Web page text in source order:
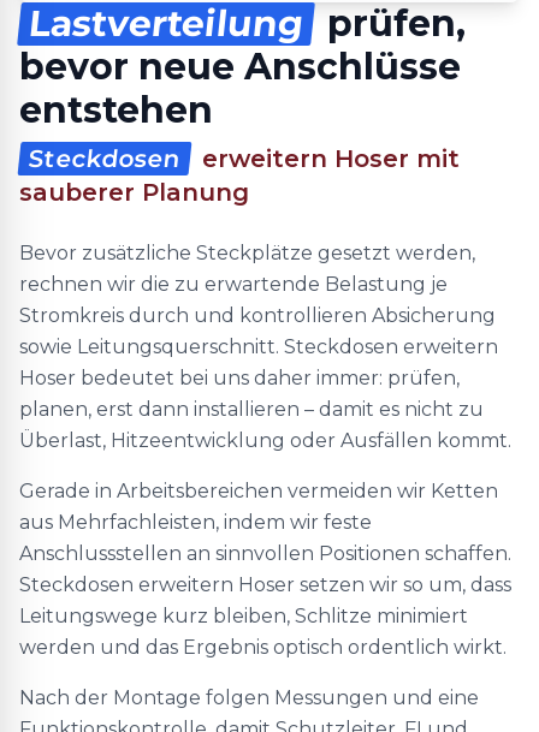
Lastverteilung
prüfen,
bevor neue Anschlüsse
entstehen
Steckdosen
erweitern Hoser mit
sauberer Planung
Bevor zusätzliche Steckplätze gesetzt werden,
rechnen wir die zu erwartende Belastung je
Stromkreis durch und kontrollieren Absicherung
sowie Leitungsquerschnitt. Steckdosen erweitern
Hoser bedeutet bei uns daher immer: prüfen,
planen, erst dann installieren – damit es nicht zu
Überlast, Hitzeentwicklung oder Ausfällen kommt.
Gerade in Arbeitsbereichen vermeiden wir Ketten
aus Mehrfachleisten, indem wir feste
Anschlussstellen an sinnvollen Positionen schaffen.
Steckdosen erweitern Hoser setzen wir so um, dass
Leitungswege kurz bleiben, Schlitze minimiert
werden und das Ergebnis optisch ordentlich wirkt.
Nach der Montage folgen Messungen und eine